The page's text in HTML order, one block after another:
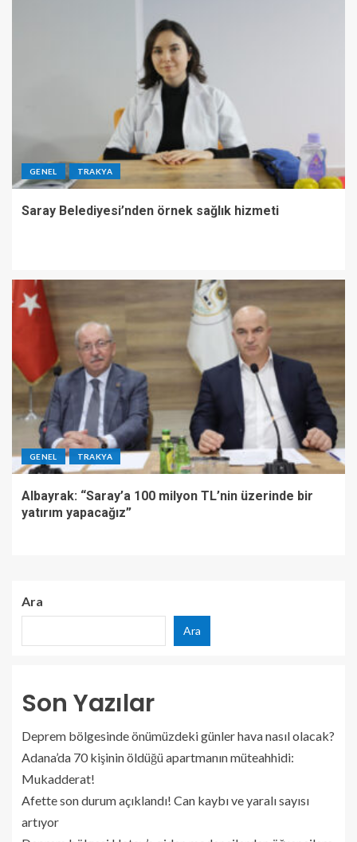
GENEL TRAKYA
Saray Belediyesi’nden örnek sağlık hizmeti
GENEL TRAKYA
Albayrak: “Saray’a 100 milyon TL’nin üzerinde bir
yatırım yapacağız”
Ara
Ara
Son Yazılar
Deprem bölgesinde önümüzdeki günler hava nasıl olacak?
Adana’da 70 kişinin öldüğü apartmanın müteahhidi:
Mukadderat!
Afette son durum açıklandı! Can kaybı ve yaralı sayısı
artıyor